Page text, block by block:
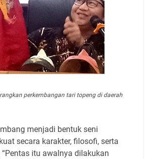
perkembangan tari topeng di daerah
menjadi bentuk seni
secara karakter, filosofi, serta
itu awalnya dilakukan